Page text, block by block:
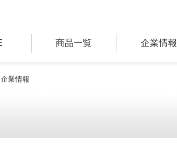
商品一覧 企業情報
業情報